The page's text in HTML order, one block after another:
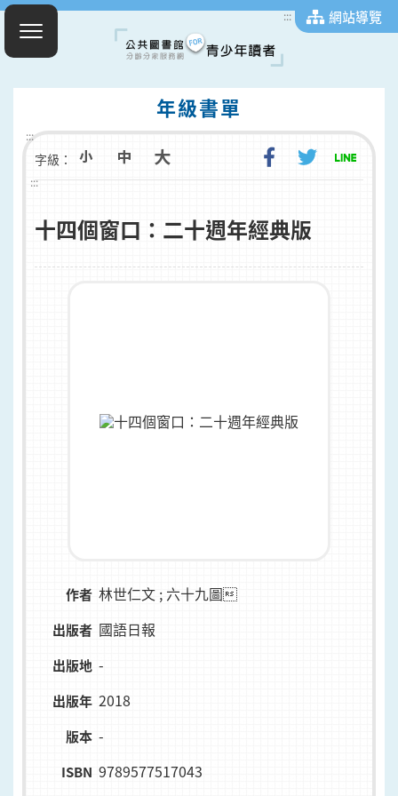
::: 網站導覽
年級書單
:::
字級：
:::
十四個窗口：二十週年經典版
作者 林世仁文 ; 六十九圖
出版者 國語日報
出版地 -
出版年 2018
版本 -
ISBN 9789577517043